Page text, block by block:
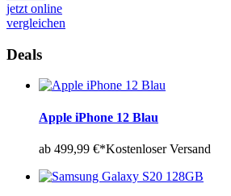
jetzt online
vergleichen
Deals
Apple iPhone 12 Blau
ab 499,99 €*Kostenloser Versand